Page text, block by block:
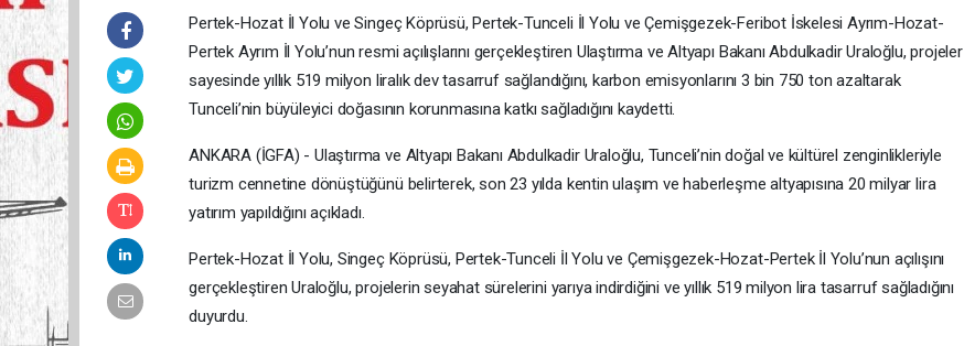
Pertek-Hozat İl Yolu ve Singeç Köprüsü, Pertek-Tunceli İl Yolu ve Çemişgezek-Feribot İskelesi Ayrım-Hozat-
Pertek Ayrım İl Yolu’nun resmi açılışlarını gerçekleştiren Ulaştırma ve Altyapı Bakanı Abdulkadir Uraloğlu, projeler
sayesinde yıllık 519 milyon liralık dev tasarruf sağlandığını, karbon emisyonlarını 3 bin 750 ton azaltarak
Tunceli’nin büyüleyici doğasının korunmasına katkı sağladığını kaydetti.
ANKARA (İGFA) - Ulaştırma ve Altyapı Bakanı Abdulkadir Uraloğlu, Tunceli’nin doğal ve kültürel zenginlikleriyle
turizm cennetine dönüştüğünü belirterek, son 23 yılda kentin ulaşım ve haberleşme altyapısına 20 milyar lira
yatırım yapıldığını açıkladı.
Pertek-Hozat İl Yolu, Singeç Köprüsü, Pertek-Tunceli İl Yolu ve Çemişgezek-Hozat-Pertek İl Yolu’nun açılışını
gerçekleştiren Uraloğlu, projelerin seyahat sürelerini yarıya indirdiğini ve yıllık 519 milyon lira tasarruf sağladığını
duyurdu.